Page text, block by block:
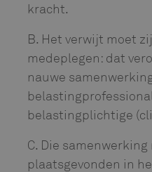
kracht.
B. Het verwijt moet
medeplegen: dat
nauwe
belastingplichtige
C. Die
plaatsgevonden in